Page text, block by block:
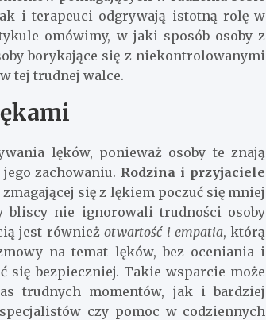
i terapeuci odgrywają istotną rolę w
omówimy, w jaki sposób osoby z
borykające się z niekontrolowanymi
tej trudnej walce.
lęków, ponieważ osoby te znają
zachowaniu. Rodzina i przyjaciele
się z lękiem poczuć się mniej
bliscy nie ignorowali trudności osoby
jest równieżotwartość i empatia, którą
na temat lęków, bez oceniania i
się bezpieczniej. Takie wsparcie może
trudnych momentów, jak i bardziej
czy pomoc w codziennych